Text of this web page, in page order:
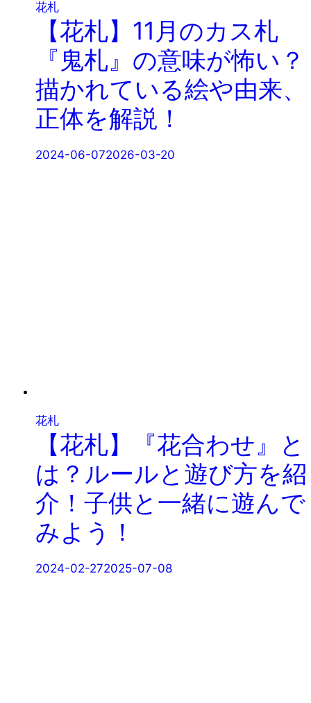
花札
【花札】11月のカス札
『鬼札』の意味が怖い？
描かれている絵や由来、
正体を解説！
2024-06-072026-03-20
花札
【花札】『花合わせ』と
は？ルールと遊び方を紹
介！子供と一緒に遊んで
みよう！
2024-02-272025-07-08